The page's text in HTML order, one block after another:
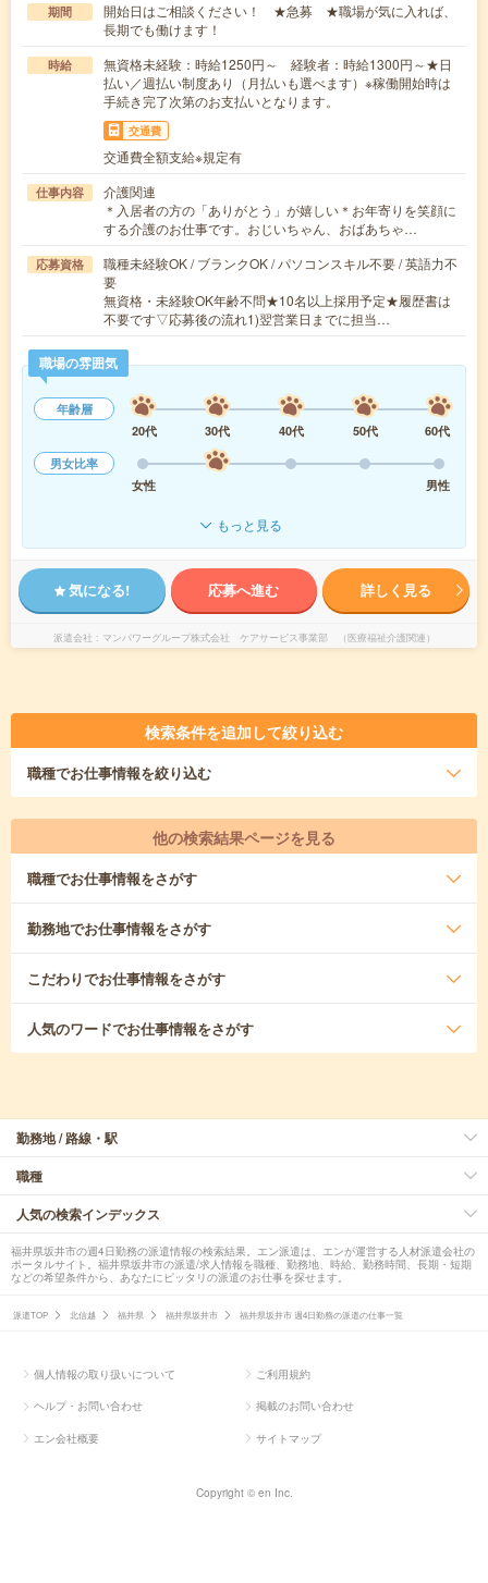
期間
開始日はご相談ください！ ★急募 ★職場が気に入れば、
長期でも働けます！
時給
無資格未経験：時給1250円～ 経験者：時給1300円～★日
払い／週払い制度あり（月払いも選べます）※稼働開始時は
手続き完了次第のお支払いとなります。
交通費
交通費全額支給※規定有
仕事内容
介護関連
＊入居者の方の「ありがとう」が嬉しい＊お年寄りを笑顔に
する介護のお仕事です。おじいちゃん、おばあちゃ…
応募資格
職種未経験OK / ブランクOK / パソコンスキル不要 / 英語力不
要
無資格・未経験OK年齢不問★10名以上採用予定★履歴書は
不要です▽応募後の流れ1)翌営業日までに担当…
職場の雰囲気
年齢層
20代
30代 40代 50代
60代
男女比率
女性
男性
もっと見る
気になる! 応募へ進む 詳しく見る
派遣会社 マンパワーグループ株式会社 ケアサービス事業部 （医療福祉介護関連）
検索条件を追加して絞り込む
職種でお仕事情報を絞り込む
他の検索結果ページを見る
職種でお仕事情報をさがす
勤務地でお仕事情報をさがす
こだわりでお仕事情報をさがす
人気のワードでお仕事情報をさがす
勤務地 / 路線・駅
職種
人気の検索インデックス
福井県坂井市の週4日勤務の派遣情報の検索結果。エン派遣は、エンが運営する人材派遣会社の
ポータルサイト。福井県坂井市の派遣/求人情報を職種、勤務地、時給、勤務時間、長期・短期
などの希望条件から、あなたにピッタリの派遣のお仕事を探せます。
派遣TOP 北信越 福井県 福井県坂井市 福井県坂井市 週4日勤務の派遣の仕事一覧
個人情報の取り扱いについて ご利用規約
ヘルプ・お問い合わせ 掲載のお問い合わせ
エン会社概要 サイトマップ
Copyright © en Inc.